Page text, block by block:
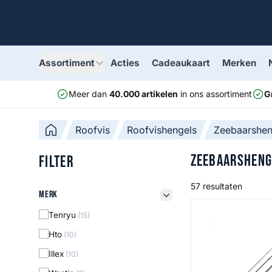
Assortiment Acties Cadeaukaart Merken
Meer dan 40.000 artikelen in ons assortiment
Roofvis Roofvishengels
Filter
Merk
Merk filter button
Tenryu (15)
Hto (10)
Illex (10)
57 resultaten